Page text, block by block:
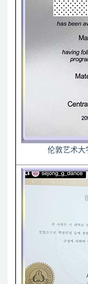
伦敦艺术大